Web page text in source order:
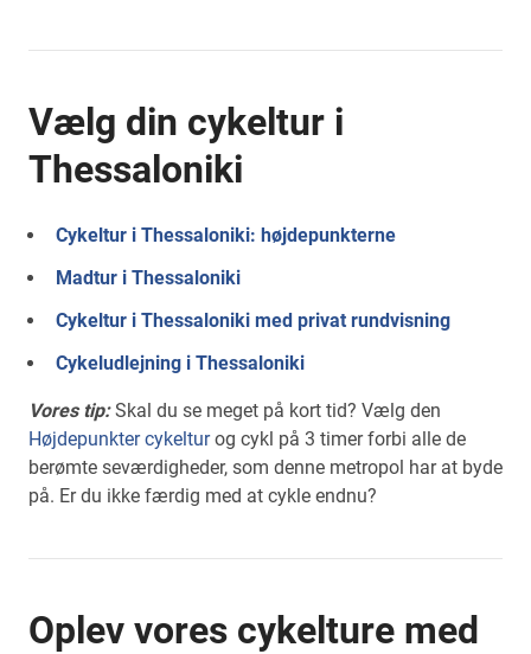
Vælg din cykeltur i
Thessaloniki
Cykeltur i Thessaloniki: højdepunkterne
Madtur i Thessaloniki
Cykeltur i Thessaloniki med privat rundvisning
Cykeludlejning i Thessaloniki
Vores tip: Skal du se meget på kort tid? Vælg den
Højdepunkter cykeltur og cykl på 3 timer forbi alle de
berømte seværdigheder, som denne metropol har at byde
på. Er du ikke færdig med at cykle endnu?
Oplev vores cykelture med